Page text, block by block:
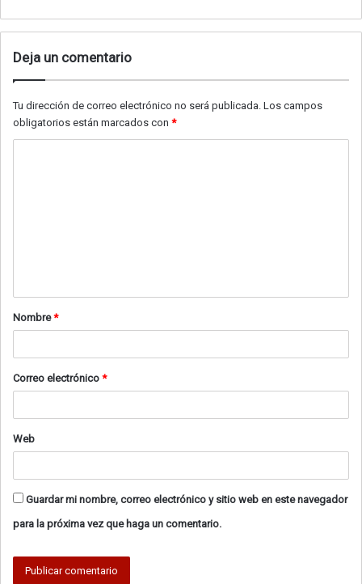
Deja un comentario
Tu dirección de correo electrónico no será publicada. Los campos
obligatorios están marcados con *
a
r
*
Nombre*
Correo electrónico *
Web
Guardar mi nombre, correo electrónico y sitio web en este navegador
para la próxima vez que haga un comentario.